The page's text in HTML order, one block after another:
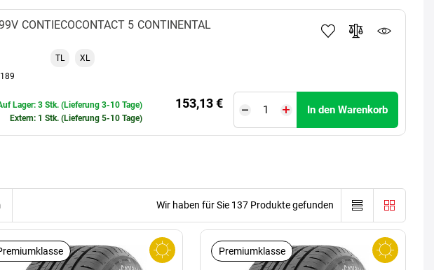
CONTINENTAL
CONTIECOCONTACT 5
TL XL
153,13 €
Lager: 3 Stk. (Lieferung 3-10 Tage)
Extern: 1 Stk. (Lieferung 5-10 Tage)
In den Warenkorb
Wir haben für Sie 137 Produkte gefunden
Premiumklasse